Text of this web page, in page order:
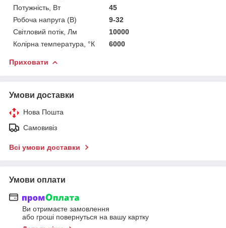
Потужність, Вт
45
Робоча напруга (В)
9-32
Світловий потік, Лм
10000
Колірна температура, °К
6000
Приховати
Умови доставки
Нова Пошта
Самовивіз
Всі умови доставки
Умови оплати
Ви отримаєте замовлення
або гроші повернуться на вашу картку